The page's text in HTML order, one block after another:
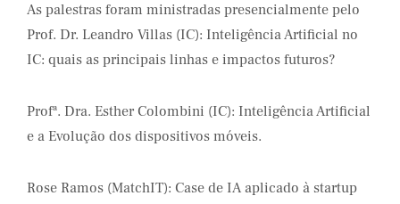
As palestras foram ministradas presencialmente pelo
Prof. Dr. Leandro Villas (IC): Inteligência Artificial no
IC: quais as principais linhas e impactos futuros?
Profª. Dra. Esther Colombini (IC): Inteligência Artificial
e a Evolução dos dispositivos móveis.
Rose Ramos (MatchIT): Case de IA aplicado à startup